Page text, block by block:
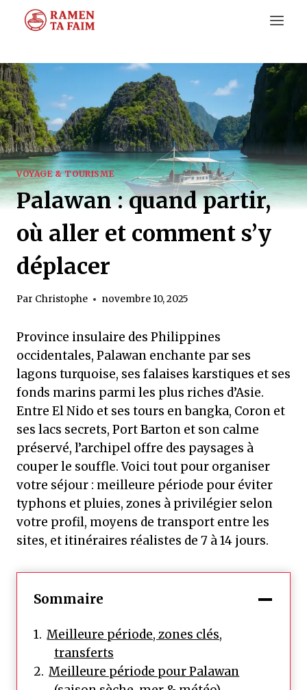
VOYAGE & TOURISME
Palawan : quand partir,
où aller et comment s’y
déplacer
Par Christophe novembre 10, 2025
Province insulaire des Philippines
occidentales, Palawan enchante par ses
lagons turquoise, ses falaises karstiques et ses
fonds marins parmi les plus riches d’Asie.
Entre El Nido et ses tours en bangka, Coron et
ses lacs secrets, Port Barton et son calme
préservé, l’archipel offre des paysages à
couper le souffle. Voici tout pour organiser
votre séjour : meilleure période pour éviter
typhons et pluies, zones à privilégier selon
votre profil, moyens de transport entre les
sites, et itinéraires réalistes de 7 à 14 jours.
Sommaire
Meilleure période, zones clés,
transferts
Meilleure période pour Palawan